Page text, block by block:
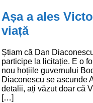
Așa a ales
viață
Știam că Dan
participe la licitație. E o
nou hoțiile guvernului
Diaconescu se ascunde
detalii, ați văzut doar că
[…]